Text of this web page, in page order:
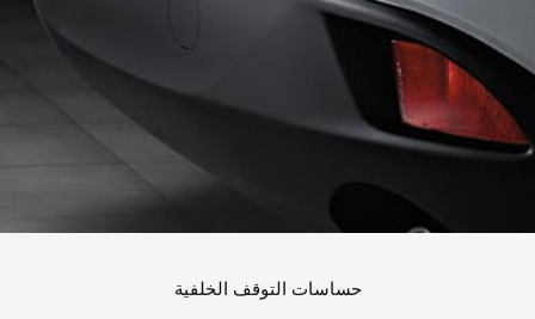
حساسات التوقف الخلفية